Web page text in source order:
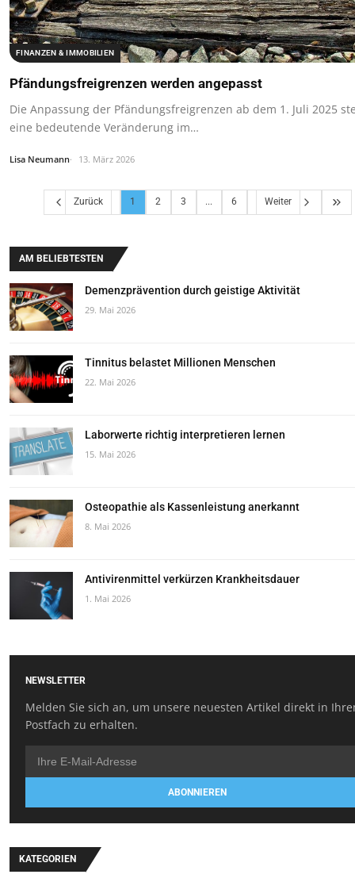
FINANZEN & IMMOBILIEN
Pfändungsfreigrenzen werden angepasst
Die Anpassung der Pfändungsfreigrenzen ab dem 1. Juli 2025
eine bedeutende Veränderung im…
Lisa Neumann 13. März 2026
Zurück 1 2 3 ... 6 Weiter
AM BELIEBTESTEN
Demenzprävention durch geistige Aktivität
29. Mai 2026
Tinnitus belastet Millionen Menschen
22. Mai 2026
Laborwerte richtig interpretieren lernen
15. Mai 2026
Osteopathie als Kassenleistung anerkannt
8. Mai 2026
Antivirenmittel verkürzen Krankheitsdauer
1. Mai 2026
NEWSLETTER
Melden Sie sich an, um unsere neuesten Artikel direkt in
Postfach zu erhalten.
ABONNIEREN
KATEGORIEN